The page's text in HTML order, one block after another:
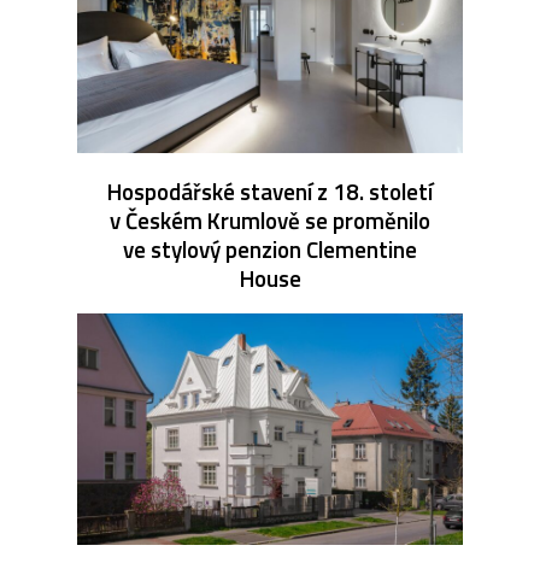
Hospodářské stavení z 18. století
v Českém Krumlově se proměnilo
ve stylový penzion Clementine
House